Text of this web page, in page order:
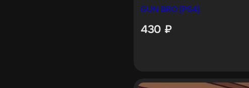
GUN BRO [PS4]
430 ₽